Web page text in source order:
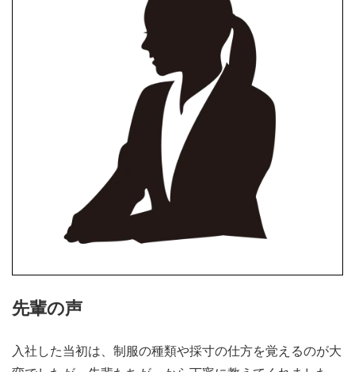
先輩の声
入社した当初は、制服の種類や採寸の仕方を覚えるのが大